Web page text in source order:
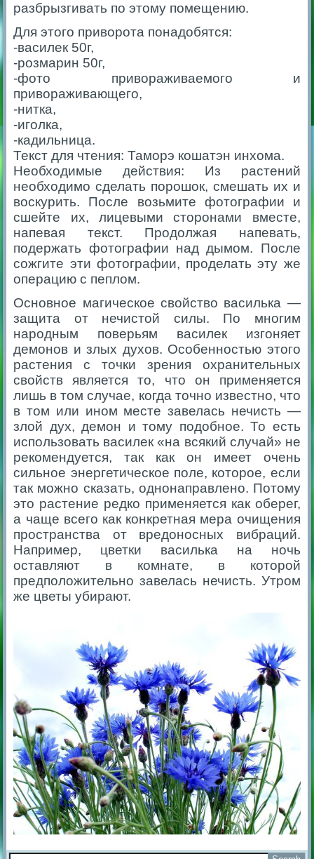
разбрызгивать по этому помещению.
Для этого приворота понадобятся:
-василек 50г,
-розмарин 50г,
-фото привораживаемого и
привораживающего,
-нитка,
-иголка,
-кадильница.
Текст для чтения: Таморэ кошатэн инхома.
Необходимые действия: Из растений
необходимо сделать порошок, смешать их и
воскурить. После возьмите фотографии и
сшейте их, лицевыми сторонами вместе,
напевая текст. Продолжая напевать,
подержать фотографии над дымом. После
сожгите эти фотографии, проделать эту же
операцию с пеплом.
Основное магическое свойство василька —
защита от нечистой силы. По многим
народным поверьям василек изгоняет
демонов и злых духов. Особенностью этого
растения с точки зрения охранительных
свойств является то, что он применяется
лишь в том случае, когда точно известно, что
в том или ином месте завелась нечисть —
злой дух, демон и тому подобное. То есть
использовать василек «на всякий случай» не
рекомендуется, так как он имеет очень
сильное энергетическое поле, которое, если
так можно сказать, однонаправлено. Потому
это растение редко применяется как оберег,
а чаще всего как конкретная мера очищения
пространства от вредоносных вибраций.
Например, цветки василька на ночь
оставляют в комнате, в которой
предположительно завелась нечисть. Утром
же цветы убирают.